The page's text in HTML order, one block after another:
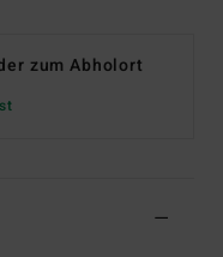
zum Abholort